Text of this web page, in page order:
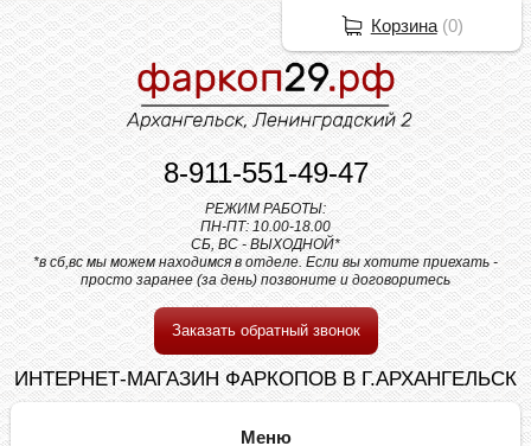
8-911-551-49-47
РЕЖИМ РАБОТЫ:
ПН-ПТ: 10.00-18.00
СБ, ВС - ВЫХОДНОЙ*
*в сб,вс мы можем находимся в отделе. Если вы хотите приехать -
просто заранее (за день) позвоните и договоритесь
Заказать обратный звонок
ИНТЕРНЕТ-МАГАЗИН ФАРКОПОВ В Г.АРХАНГЕЛЬСК
Корзина(0)